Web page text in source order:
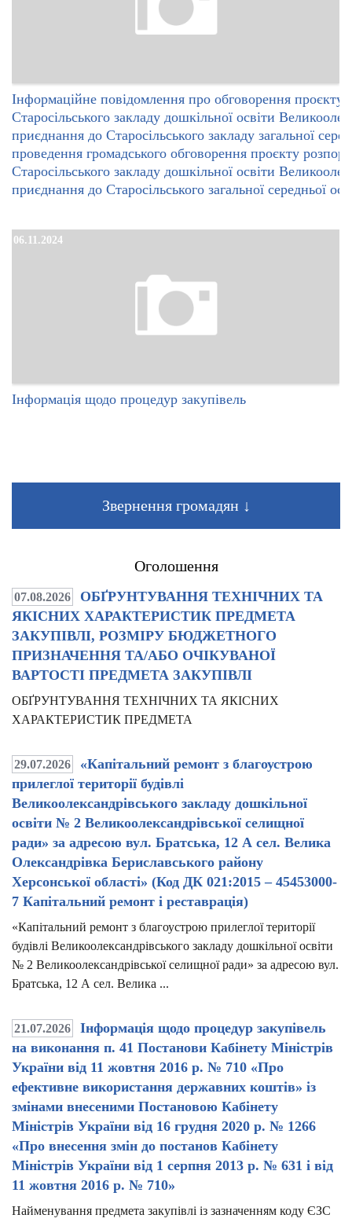
Інформаційне повідомлення про обговорення проєкту
Старосільського закладу дошкільної освіти
приєднання до Старосільського закладу загальної
проведення громадського обговорення проєкту
Старосільського закладу дошкільної освіти
приєднання до Старосільського загальної середньої
06.11.2024
Інформація щодо процедур закупівель
Звернення громадян ↓
Оголошення
07.08.2026
ОБҐРУНТУВАННЯ ТЕХНІЧНИХ ТА
ЯКІСНИХ ХАРАКТЕРИСТИК ПРЕДМЕТА
ЗАКУПІВЛІ, РОЗМІРУ БЮДЖЕТНОГО
ПРИЗНАЧЕННЯ ТА/АБО ОЧІКУВАНОЇ
ВАРТОСТІ ПРЕДМЕТА ЗАКУПІВЛІ
ОБҐРУНТУВАННЯ ТЕХНІЧНИХ ТА ЯКІСНИХ
ХАРАКТЕРИСТИК ПРЕДМЕТА
29.07.2026
«Капітальний ремонт з благоустрою
прилеглої території будівлі
Великоолександрівського закладу дошкільної
освіти № 2 Великоолександрівської селищної
ради» за адресою вул. Братська, 12 А сел. Велика
Олександрівка Бериславського району
Херсонської області» (Код ДК 021:2015 – 45453000-
7 Капітальний ремонт і реставрація)
«Капітальний ремонт з благоустрою прилеглої території
будівлі Великоолександрівського закладу дошкільної освіти
№ 2 Великоолександрівської селищної ради» за адресою вул.
Братська, 12 А сел. Велика ...
21.07.2026
Інформація щодо процедур закупівель
на виконання п. 41 Постанови Кабінету Міністрів
України від 11 жовтня 2016 р. № 710 «Про
ефективне використання державних коштів» із
змінами внесеними Постановою Кабінету
Міністрів України від 16 грудня 2020 р. № 1266
«Про внесення змін до постанов Кабінету
Міністрів України від 1 серпня 2013 р. № 631 і від
11 жовтня 2016 р. № 710»
Найменування предмета закупівлі із зазначенням коду ЄЗС